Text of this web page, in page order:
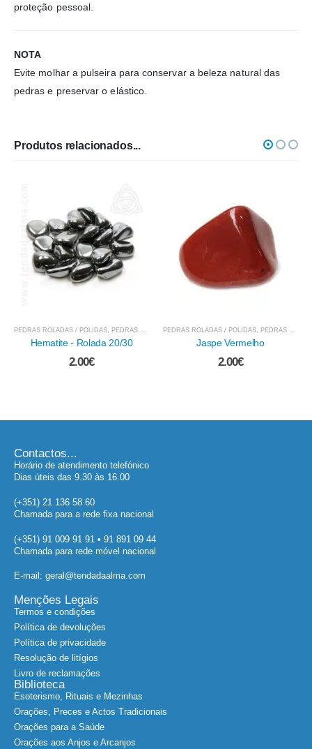
proteção pessoal.
NOTA
Evite molhar a pulseira para conservar a beleza natural das
pedras e preservar o elástico.
Produtos relacionados...
,PEDRAS - TURMALINA NEGRA
PEDRAS ROLADAS / POLIDAS, PEDRAS MINERAIS E CRISTAIS
Hematite - Rolada 20/30
2.00€
PEDRAS ROLADAS / POLIDAS, PEDRAS MINERAIS E CRISTAIS
Jaspe Vermelho
2.00€
Contactos...
Horário de atendimento telefónico
Dias úteis das 9.30 às 16.00
(+351) 21 136 58 60
Chamada para a rede fixa nacional
(+351) 91 009 91 91 • 91 891 09 44
Chamada para rede móvel nacional
E-mail: geral@tendadaalma.com
Menções Legais
Termos e condições
Política de devoluções
Política de privacidade
Resolução de litígios
Livro de reclamações
Biblioteca
Esoterismo, Rituais e Mezinhas
Orações, Preces e Actos Tradicionais
Orações para a Saúde
Orações aos Anjos e Arcanjos